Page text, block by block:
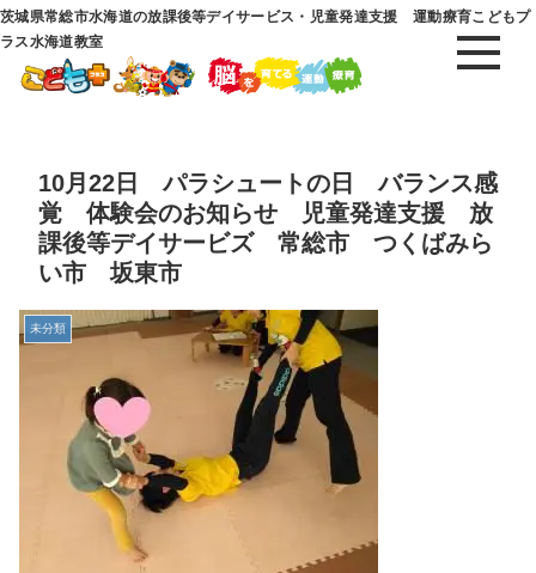
茨城県常総市水海道の放課後等デイサービス・児童発達支援 運動療育こどもプ
ラス水海道教室
10月22日 パラシュートの日 バランス感
覚 体験会のお知らせ 児童発達支援 放
課後等デイサービズ 常総市 つくばみら
い市 坂東市
未分類